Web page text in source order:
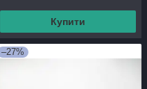
Купити
–27%